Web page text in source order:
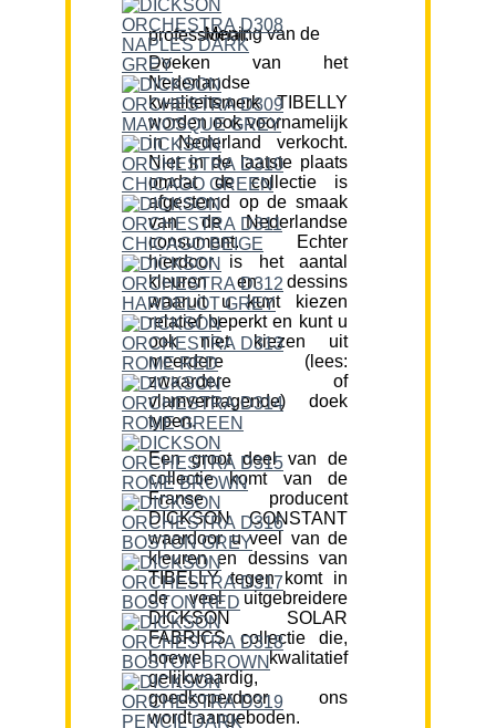
Mening van de professional:
Doeken van het
Nederlandse
kwaliteitsmerk TIBELLY
worden ook voornamelijk
in Nederland verkocht.
Niet in de laatste plaats
omdat de collectie is
afgestemd op de smaak
van de Nederlandse
consument. Echter
hierdoor is het aantal
kleuren en dessins
waaruit u kunt kiezen
relatief beperkt en kunt u
ook niet kiezen uit
meerdere (lees:
zwaardere of
vlamvertragende) doek
typen.
Een groot deel van de
collectie komt van de
Franse producent
DICKSON CONSTANT
waardoor u veel van de
kleuren en dessins van
TIBELLY tegen komt in
de veel uitgebreidere
DICKSON SOLAR
FABRICS collectie die,
hoewel kwalitatief
gelijkwaardig,
goedkoperdoor ons
wordt aangeboden.